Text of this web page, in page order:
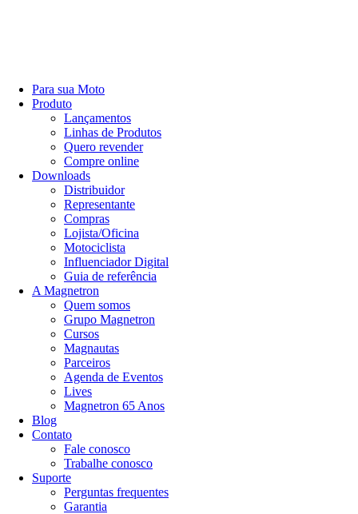
Para sua Moto
Produto
Lançamentos
Linhas de Produtos
Quero revender
Compre online
Downloads
Distribuidor
Representante
Compras
Lojista/Oficina
Motociclista
Influenciador Digital
Guia de referência
A Magnetron
Quem somos
Grupo Magnetron
Cursos
Magnautas
Parceiros
Agenda de Eventos
Lives
Magnetron 65 Anos
Blog
Contato
Fale conosco
Trabalhe conosco
Suporte
Perguntas frequentes
Garantia